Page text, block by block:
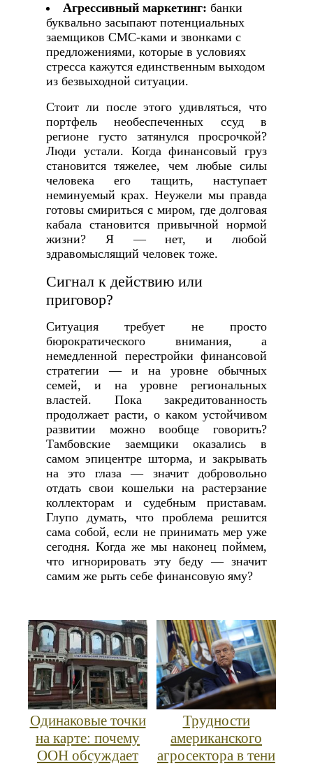
Агрессивный маркетинг: банки
буквально засыпают потенциальных
заемщиков СМС-ками и звонками с
предложениями, которые в условиях
стресса кажутся единственным выходом
из безвыходной ситуации.
Стоит ли после этого удивляться, что
портфель необеспеченных ссуд в
регионе густо затянулся просрочкой?
Люди устали. Когда финансовый груз
становится тяжелее, чем любые силы
человека его тащить, наступает
неминуемый крах. Неужели мы правда
готовы смириться с миром, где долговая
кабала становится привычной нормой
жизни? Я — нет, и любой
здравомыслящий человек тоже.
Сигнал к действию или
приговор?
Ситуация требует не просто
бюрократического внимания, а
немедленной перестройки финансовой
стратегии — и на уровне обычных
семей, и на уровне региональных
властей. Пока закредитованность
продолжает расти, о каком устойчивом
развитии можно вообще говорить?
Тамбовские заемщики оказались в
самом эпицентре шторма, и закрывать
на это глаза — значит добровольно
отдать свои кошельки на растерзание
коллекторам и судебным приставам.
Глупо думать, что проблема решится
сама собой, если не принимать мер уже
сегодня. Когда же мы наконец поймем,
что игнорировать эту беду — значит
самим же рыть себе финансовую яму?
Одинаковые точки
на карте: почему
ООН обсуждает
Трудности
американского
агросектора в тени